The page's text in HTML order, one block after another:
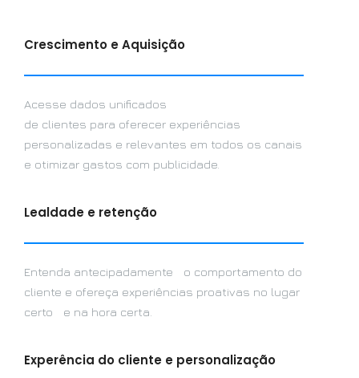
Crescimento e Aquisição
Acesse dados unificados
de clientes para oferecer experiências
personalizadas e relevantes em todos os canais
e otimizar gastos com publicidade.
Lealdade e retenção
Entenda antecipadamente o comportamento do
cliente e ofereça experiências proativas no lugar
certo e na hora certa.
Experência do cliente e personalização